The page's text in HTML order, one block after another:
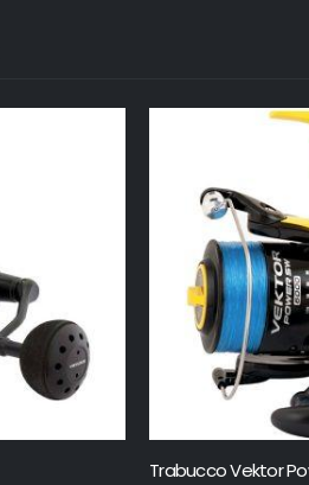
Trabucco Vektor